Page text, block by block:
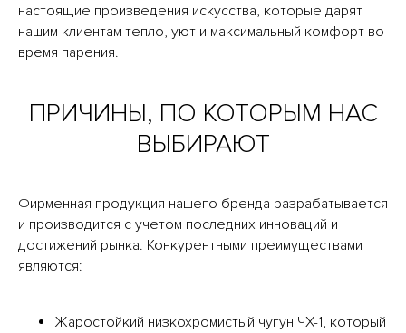
настоящие произведения искусства, которые дарят
нашим клиентам тепло, уют и максимальный комфорт во
время парения.
ПРИЧИНЫ, ПО КОТОРЫМ НАС
ВЫБИРАЮТ
Фирменная продукция нашего бренда разрабатывается
и производится с учетом последних инноваций и
достижений рынка. Конкурентными преимуществами
являются:
Жаростойкий низкохромистый чугун ЧХ-1, который